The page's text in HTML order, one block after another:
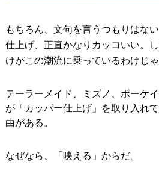
もちろん、文句を言うつもりはな
仕上げ、正直かなりカッコいい。
けがこの潮流に乗っているわけじゃ
テーラーメイド、ミズノ、ボーケ
が「カッパー仕上げ」を取り入れ
由がある。
なぜなら、「映える」からだ。